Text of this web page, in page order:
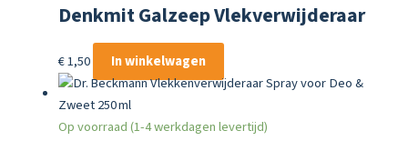
Denkmit Galzeep Vlekverwijderaar
€1,50 In winkelwagen
Op voorraad (1-4 werkdagen levertijd)